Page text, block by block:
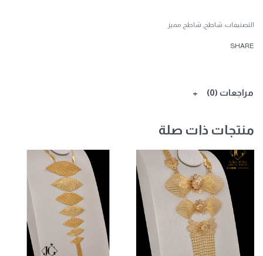
التصنيفات: شاطح شاطح مميز
SHARE
مراجعات (0)
منتجات ذات صلة